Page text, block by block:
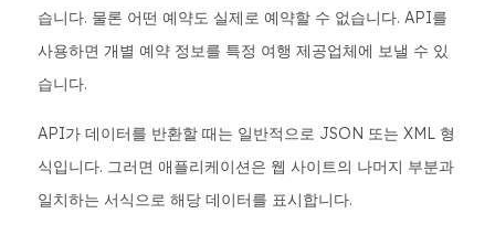
습니다. 물론 어떤 예약도 실제로 예약할 수 없습니다. API를
사용하면 개별 예약 정보를 특정 여행 제공업체에 보낼 수 있
습니다.
API가 데이터를 반환할 때는 일반적으로 JSON 또는 XML 형
식입니다. 그러면 애플리케이션은 웹 사이트의 나머지 부분과
일치하는 서식으로 해당 데이터를 표시합니다.